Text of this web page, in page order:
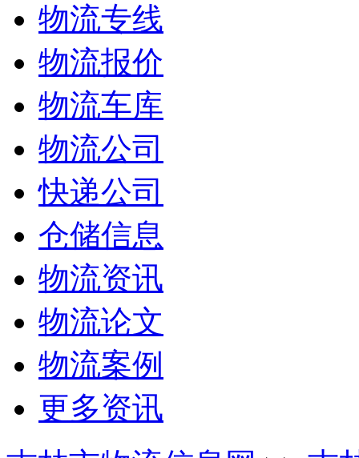
物流专线
物流报价
物流车库
物流公司
快递公司
仓储信息
物流资讯
物流论文
物流案例
更多资讯